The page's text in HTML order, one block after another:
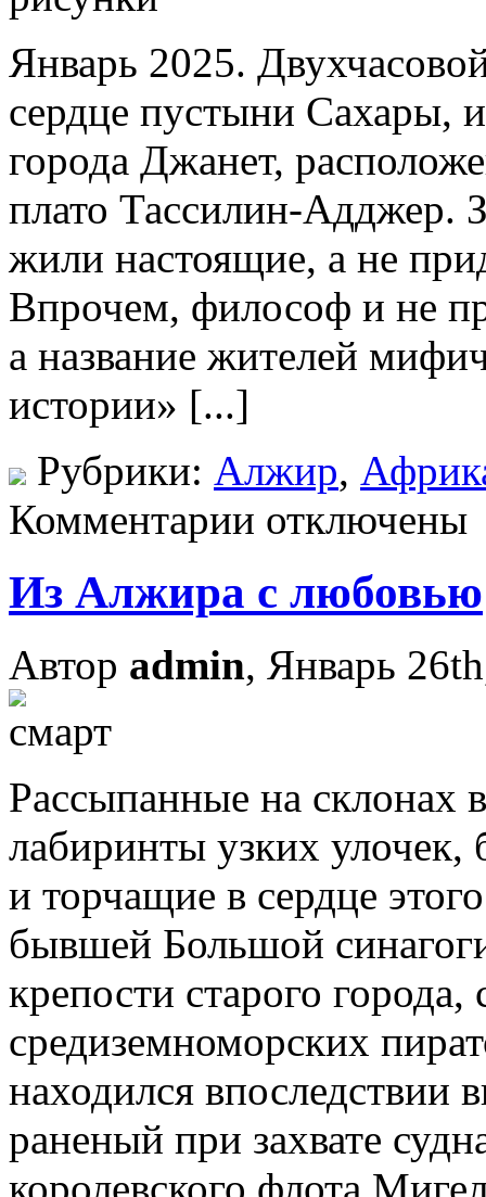
Январь 2025.
сердце пустыни Сахары,
города Джанет,
плато Тассилин-Адджер.
жили настоящие, а не
Впрочем, философ и не
а название жителей
истории» [...]
Рубрики: Алжир,
Комментарии отключены
Из Алжира с любовью
Автор admin, Январь
Рассыпанные на склонах
лабиринты узких улочек,
и торчащие в сердце
бывшей Большой
крепости старого города,
средиземноморских
находился впоследствии
раненый при захвате
королевского флота